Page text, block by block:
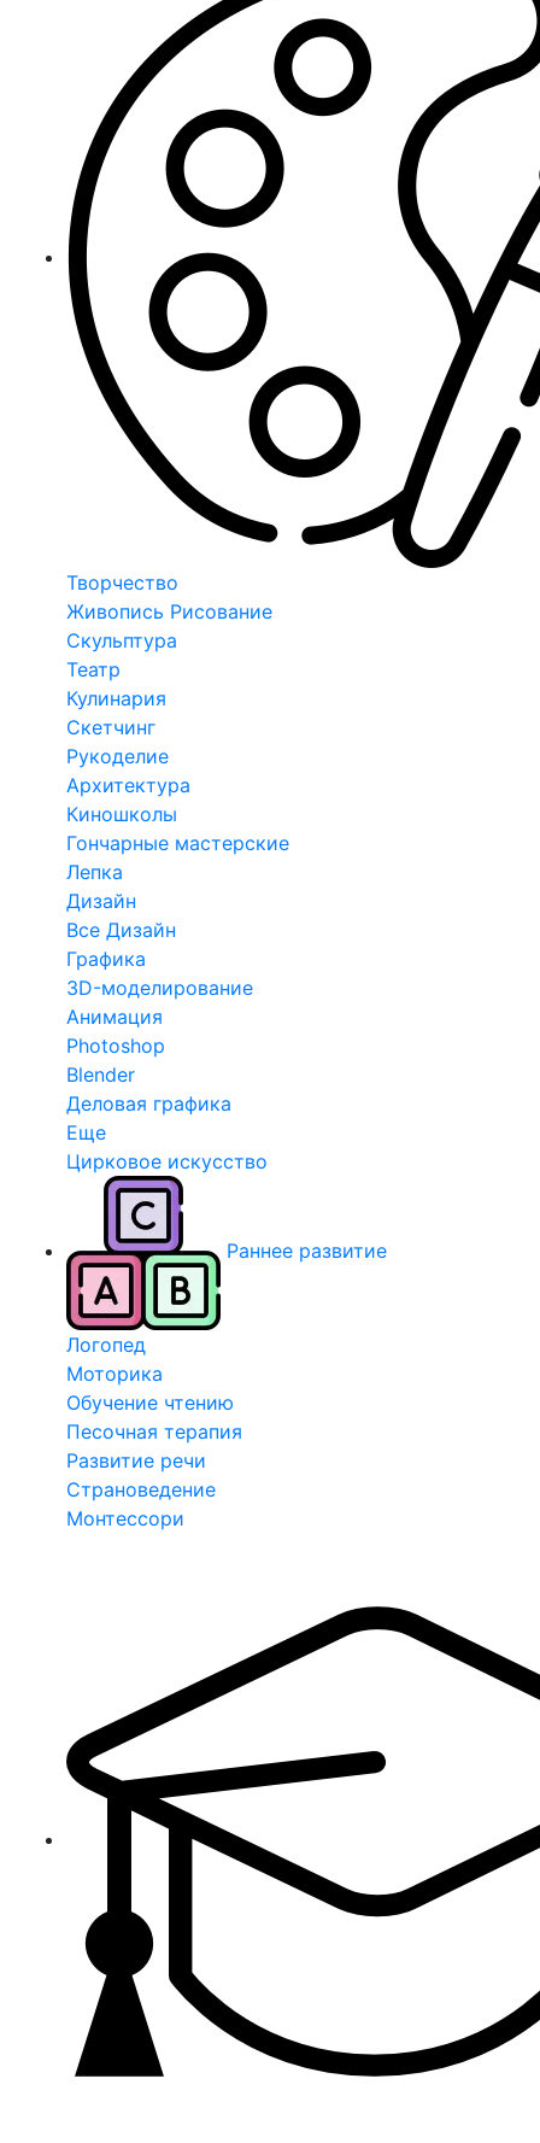
Творчество
Живопись Рисование
Скульптура
Театр
Кулинария
Скетчинг
Рукоделие
Архитектура
Киношколы
Гончарные мастерские
Лепка
Дизайн
Все Дизайн
Графика
3D-моделирование
Анимация
Photoshop
Blender
Деловая графика
Еще
Цирковое искусство
Раннее развитие
Логопед
Моторика
Обучение чтению
Песочная терапия
Развитие речи
Страноведение
Монтессори